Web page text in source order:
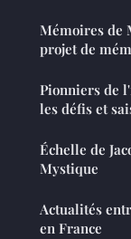
Mémoires de
projet de
Pionniers de
les défis et
Échelle de
Mystique
Actualités
en France